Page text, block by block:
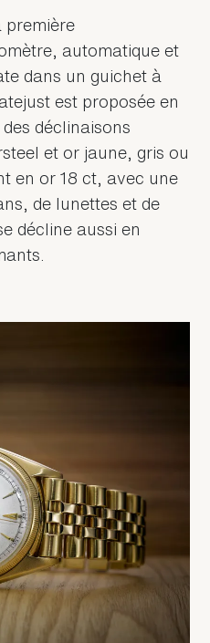
première
automatique et
dans un guichet à
est proposée en
déclinaisons
et or jaune, gris ou
en or 18 ct, avec une
de lunettes et de
décline aussi en